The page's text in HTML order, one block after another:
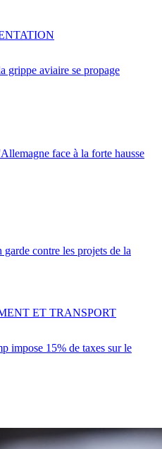
grippe aviaire se propage
face à la forte hausse
garde contre les projets de la
impose 15% de taxes sur le
ET TRANSPORT